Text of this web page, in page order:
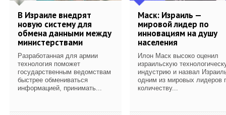
В Израиле внедрят
новую систему для
обмена данными между
министерствами
Разработанная для армии
технология поможет
государственным ведомствам
быстрее обмениваться
информацией, принимать...
Маск: Израиль —
мировой лидер по
инновациям на душу
населения
Илон Маск высоко оценил
израильскую
индустрию и назвал
одним из мировых лидеров
количеству...